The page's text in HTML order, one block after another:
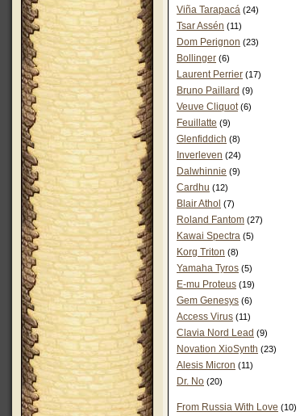
Viña Tarapacá (24)
Tsar Assén (11)
Dom Perignon (23)
Bollinger (6)
Laurent Perrier (17)
Bruno Paillard (9)
Veuve Cliquot (6)
Feuillatte (9)
Glenfiddich (8)
Inverleven (24)
Dalwhinnie (9)
Cardhu (12)
Blair Athol (7)
Roland Fantom (27)
Kawai Spectra (5)
Korg Triton (8)
Yamaha Tyros (5)
E-mu Proteus (19)
Gem Genesys (6)
Access Virus (11)
Clavia Nord Lead (9)
Novation XioSynth (23)
Alesis Micron (11)
Dr. No (20)
From Russia With Love (10)